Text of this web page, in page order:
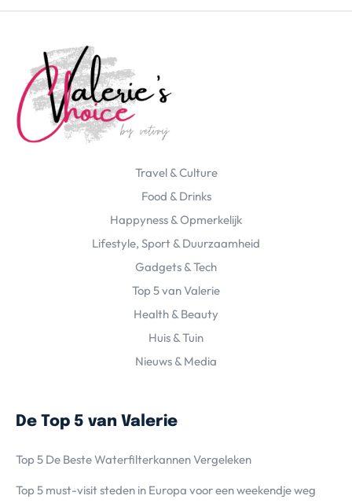
Travel & Culture
Food & Drinks
Happyness & Opmerkelijk
Lifestyle, Sport & Duurzaamheid
Gadgets & Tech
Top 5 van Valerie
Health & Beauty
Huis & Tuin
Nieuws & Media
De Top 5 van Valerie
Top 5 De Beste Waterfilterkannen Vergeleken
Top 5 must-visit steden in Europa voor een weekendje weg